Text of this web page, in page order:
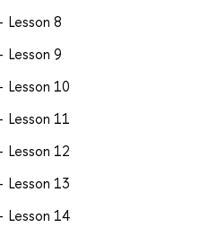
Lesson 8
Lesson 9
Lesson 10
Lesson 11
Lesson 12
Lesson 13
Lesson 14